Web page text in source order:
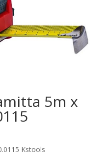
5m x
Kstools